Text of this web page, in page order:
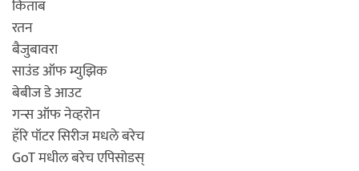
किताब
रतन
बैजुबावरा
साउंड ऑफ म्युझिक
बेबीज डे आउट
गन्स ऑफ नेव्हरोन
हॅरि पॉटर सिरीज मधले बरेच
GoT मधील बरेच एपिसोडस्